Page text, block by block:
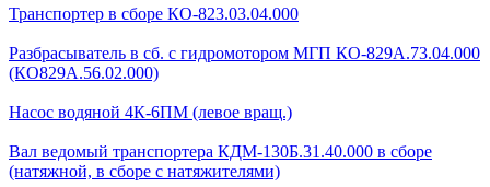
Транспортер в сборе КО-823.03.04.000
Разбрасыватель в сб. с гидромотором МГП КО-829А.73.04.000
(КО829А.56.02.000)
Насос водяной 4К-6ПМ (левое вращ.)
Вал ведомый транспортера КДМ-130Б.31.40.000 в сборе
(натяжной, в сборе с натяжителями)